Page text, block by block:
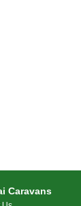
Caravans